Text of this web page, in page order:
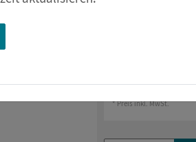
* Preis inkl. MwSt.